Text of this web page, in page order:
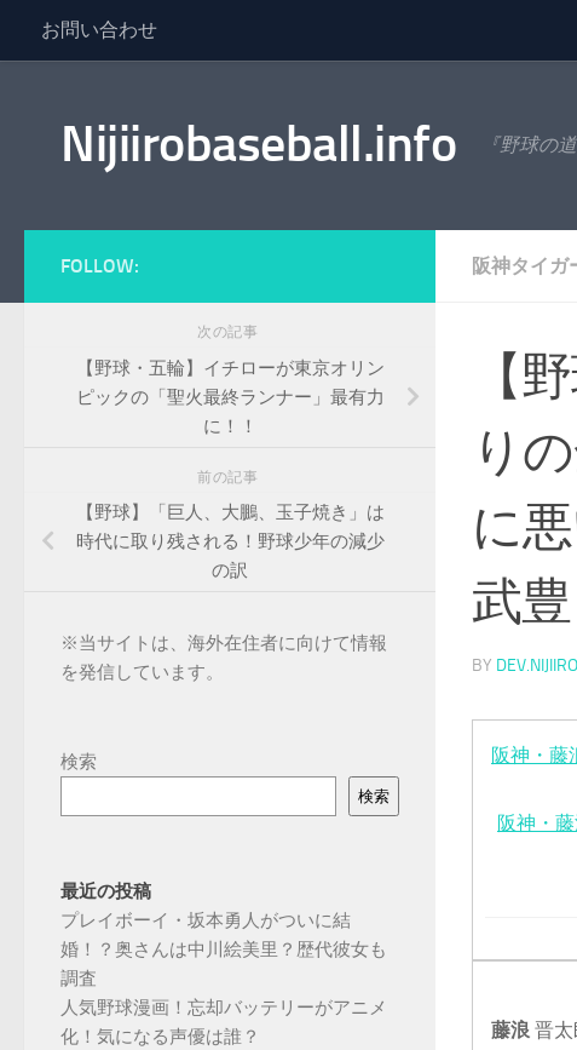
コンテンツへスキップ
お問い合わせ
Nijiirobaseball.info 『野球の
阪神タイガ
【
り
に
武
BY
阪神・藤
阪神・
藤浪 晋
FOLLOW:
次の記事
【野球・五輪】イチローが東京オリン
ピックの「聖火最終ランナー」最有力
に！！
前の記事
【野球】「巨人、大鵬、玉子焼き」は
時代に取り残される！野球少年の減少
の訳
※当サイトは、海外在住者に向けて情報
を発信しています。
検索
検索
最近の投稿
プレイボーイ・坂本勇人がついに結
婚！？奥さんは中川絵美里？歴代彼女も
調査
人気野球漫画！忘却バッテリーがアニメ
化！気になる声優は誰？